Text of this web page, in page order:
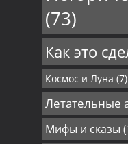
(73)
Как это
Космос и Луна (7)
Летательные
Мифы и сказы